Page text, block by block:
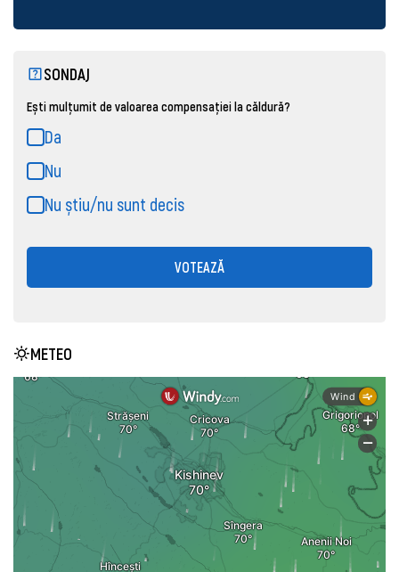
SONDAJ
Ești mulțumit de valoarea compensației la căldură?
Da
Nu
Nu știu/nu sunt decis
VOTEAZĂ
METEO